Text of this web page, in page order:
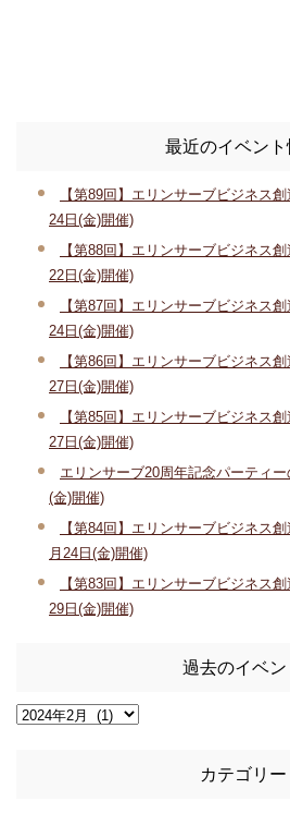
最近のイベント
【第89回】エリンサーブビジネス
24日(金)開催)
【第88回】エリンサーブビジネス
22日(金)開催)
【第87回】エリンサーブビジネス
24日(金)開催)
【第86回】エリンサーブビジネス
27日(金)開催)
【第85回】エリンサーブビジネス
27日(金)開催)
エリンサーブ20周年記念パーティ
(金)開催)
【第84回】エリンサーブビジネス
月24日(金)開催)
【第83回】エリンサーブビジネス
29日(金)開催)
過去のイベン
カテゴリー